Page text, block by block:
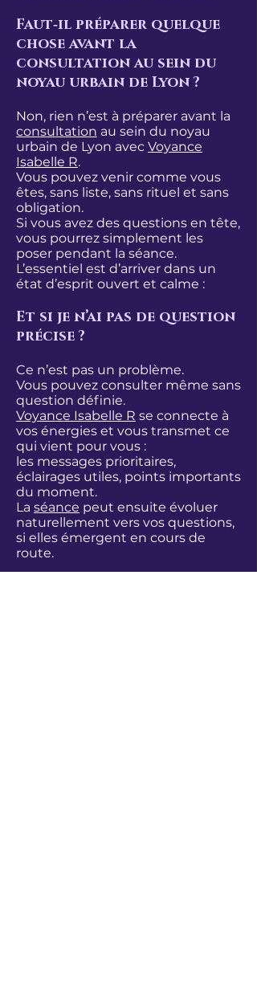
Faut‑il préparer quelque
chose avant la
consultation au sein du
noyau urbain de Lyon ?
​Non, rien n’est à préparer avant la
consultation au sein du noyau
urbain de Lyon avec Voyance
Isabelle R.
Vous pouvez venir comme vous
êtes, sans liste, sans rituel et sans
obligation.
Si vous avez des questions en tête,
vous pourrez simplement les
poser pendant la séance.
L’essentiel est d’arriver dans un
état d’esprit ouvert et calme :
Et si je n’ai pas de question
précise ?
Ce n’est pas un problème.
Vous pouvez consulter même sans
question définie.
Voyance Isabelle R se connecte à
vos énergies et vous transmet ce
qui vient pour vous :
les messages prioritaires,
éclairages utiles, points importants
du moment.
La séance peut ensuite évoluer
naturellement vers vos questions,
si elles émergent en cours de
route.